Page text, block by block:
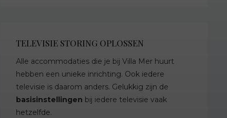
TELEVISIE STORING OPLOSSEN
Alle accommodaties die je bij Villa Mer huurt
hebben een unieke inrichting. Ook iedere
televisie is daarom anders. Gelukkig zijn de
basisinstellingen bij iedere televisie vaak
hetzelfde.